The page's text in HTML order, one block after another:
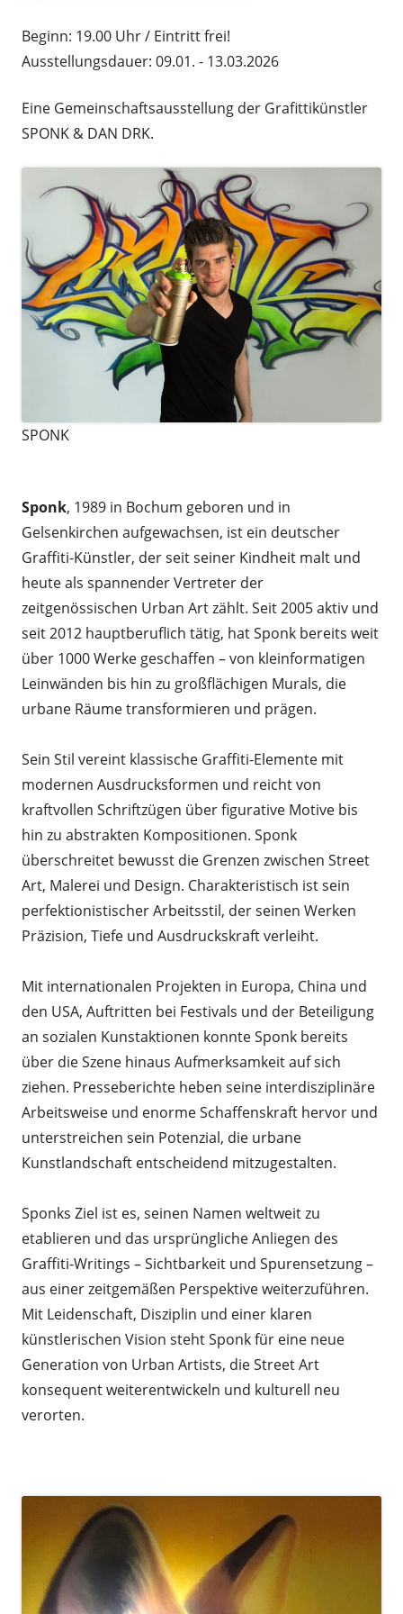
Beginn: 19.00 Uhr / Eintritt frei!
Ausstellungsdauer: 09.01. - 13.03.2026
Eine Gemeinschaftsausstellung der Grafittikünstler
SPONK & DAN DRK.
SPONK
Sponk, 1989 in Bochum geboren und in
Gelsenkirchen aufgewachsen, ist ein deutscher
Graffiti-Künstler, der seit seiner Kindheit malt und
heute als spannender Vertreter der
zeitgenössischen Urban Art zählt. Seit 2005 aktiv und
seit 2012 hauptberuflich tätig, hat Sponk bereits weit
über 1000 Werke geschaffen – von kleinformatigen
Leinwänden bis hin zu großflächigen Murals, die
urbane Räume transformieren und prägen.
Sein Stil vereint klassische Graffiti-Elemente mit
modernen Ausdrucksformen und reicht von
kraftvollen Schriftzügen über figurative Motive bis
hin zu abstrakten Kompositionen. Sponk
überschreitet bewusst die Grenzen zwischen Street
Art, Malerei und Design. Charakteristisch ist sein
perfektionistischer Arbeitsstil, der seinen Werken
Präzision, Tiefe und Ausdruckskraft verleiht.
Mit internationalen Projekten in Europa, China und
den USA, Auftritten bei Festivals und der Beteiligung
an sozialen Kunstaktionen konnte Sponk bereits
über die Szene hinaus Aufmerksamkeit auf sich
ziehen. Presseberichte heben seine interdisziplinäre
Arbeitsweise und enorme Schaffenskraft hervor und
unterstreichen sein Potenzial, die urbane
Kunstlandschaft entscheidend mitzugestalten.
Sponks Ziel ist es, seinen Namen weltweit zu
etablieren und das ursprüngliche Anliegen des
Graffiti-Writings – Sichtbarkeit und Spurensetzung –
aus einer zeitgemäßen Perspektive weiterzuführen.
Mit Leidenschaft, Disziplin und einer klaren
künstlerischen Vision steht Sponk für eine neue
Generation von Urban Artists, die Street Art
konsequent weiterentwickeln und kulturell neu
verorten.